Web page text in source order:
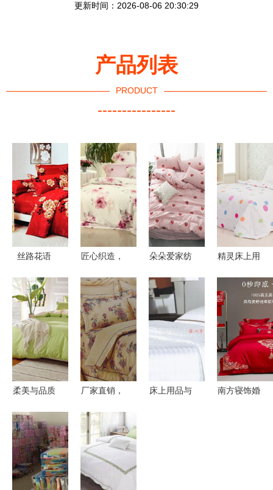
更新时间：2026-08-06 20:30:29
产品列表
PRODUCT
----------------
丝路花语
包的极致生
活美学
匠心织造，
——长期供
应高品质纯
棉四件套床
品
朵朵爱家纺
适之选，提
升卧室幸福
感——探蘑
菇街优店床
精灵床上用
300-500元
价位值不值
得买？返利
网比价攻略
柔美与品质
座家纺全棉
双拼四件套
测评
厂家直销，
99元让你睡
个漂亮觉！
床上用品与
南方寝饰婚